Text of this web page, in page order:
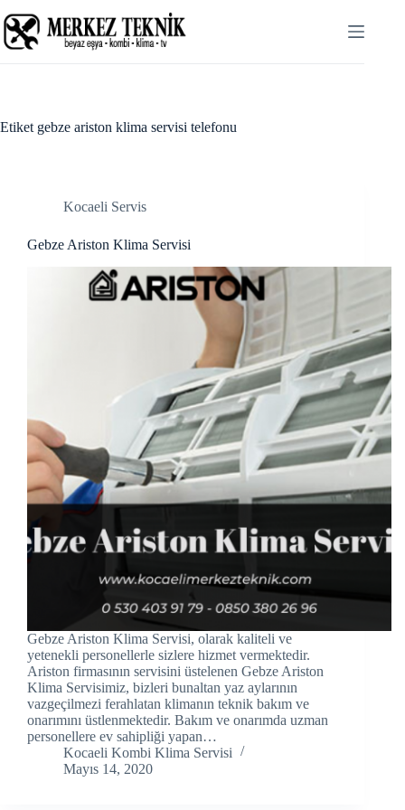
panel
panel
panel
panel
Panel
panel
panel
panel
to
content
Etiket gebze ariston klima servisi telefonu
Kocaeli Servis
Gebze Ariston Klima Servisi
Gebze Ariston Klima Servisi, olarak kaliteli ve
yetenekli personellerle sizlere hizmet vermektedir.
Ariston firmasının servisini üstelenen Gebze Ariston
Klima Servisimiz, bizleri bunaltan yaz aylarının
vazgeçilmezi ferahlatan klimanın teknik bakım ve
onarımını üstlenmektedir. Bakım ve onarımda uzman
personellere ev sahipliği yapan…
Kocaeli Kombi Klima Servisi
Mayıs 14, 2020